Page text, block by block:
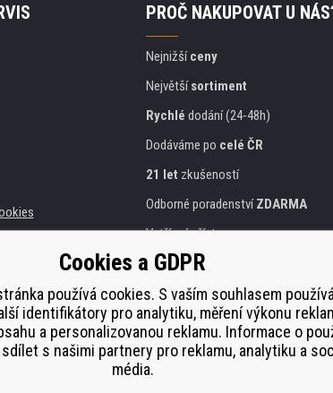
PROČ NAKUPOVAT U
Nejnižšíceny
Největšísortiment
Rychlé dodání (24-48h)
Dodáváme po celé ČR
21 let zkušeností
Odborné poradenstvíZDARMA
Vstřícný přístup
Zlatýcertifikát
Bezpečnéon-line platby
Cookies a GDPR
používá cookies. S vaším souhlasem
identifikátory pro analytiku, měření výkonu
a personalizovanou reklamu. Informace o
s našimi partnery pro reklamu, analytiku a
média.